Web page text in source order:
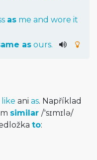
as me and wore it
as ours.
like ani as. Například
similar /'sɪmɪlə/­
to: